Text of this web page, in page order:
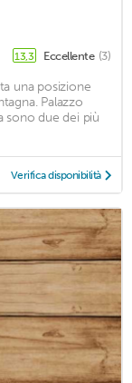
13,3 Eccellente (3)
una posizione
Palazzo
sono due dei più
Verifica disponibilità